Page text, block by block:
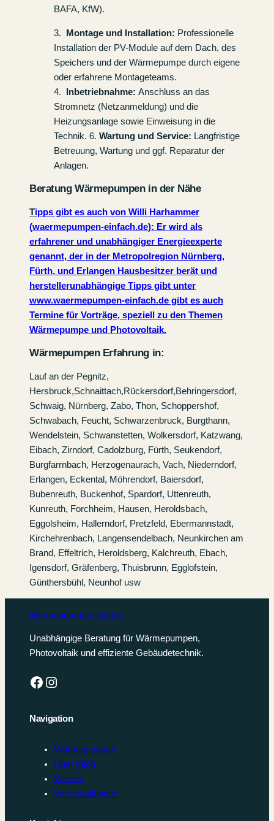
BAFA, KfW).
3. Montage und Installation: Professionelle
Installation der PV-Module auf dem Dach, des
Speichers und der Wärmepumpe durch eigene
oder erfahrene Montageteams.
4. Inbetriebnahme: Anschluss an das
Stromnetz (Netzanmeldung) und die
Heizungsanlage sowie Einweisung in die
Technik. 6. Wartung und Service: Langfristige
Betreuung, Wartung und ggf. Reparatur der
Anlagen.
Beratung Wärmepumpen in der Nähe
Tipps gibt es auch von Willi Harhammer
(waermepumpen-einfach.de): Er wird als
erfahrener und unabhängiger Energieexperte
genannt, der in der Metropolregion Nürnberg,
Fürth, und Erlangen Hausbesitzer berät und
herstellerunabhängige Tipps gibt unter
www.waermepumpen-einfach.de gibt es auch
Termine für Vorträge, speziell zu den Themen
Wärmepumpe und Photovoltaik.
Wärmepumpen Erfahrung in:
Lauf an der Pegnitz,
Hersbruck,Schnaittach,Rückersdorf,Behringersdorf,
Schwaig, Nürnberg, Zabo, Thon, Schoppershof,
Schwabach, Feucht, Schwarzenbruck, Burgthann,
Wendelstein, Schwanstetten, Wolkersdorf, Katzwang,
Eibach, Zirndorf, Cadolzburg, Fürth, Seukendorf,
Burgfarrnbach, Herzogenaurach, Vach, Niederndorf,
Erlangen, Eckental, Möhrendorf, Baiersdorf,
Bubenreuth, Buckenhof, Spardorf, Uttenreuth,
Kunreuth, Forchheim, Hausen, Heroldsbach,
Eggolsheim, Hallerndorf, Pretzfeld, Ebermannstadt,
Kirchehrenbach, Langensendelbach, Neunkirchen am
Brand, Effeltrich, Heroldsberg, Kalchreuth, Ebach,
Igensdorf, Gräfenberg, Thuisbrunn, Egglofstein,
Günthersbühl, Neunhof usw
Wärmepumpen-einfach
Unabhängige Beratung für Wärmepumpen,
Photovoltaik und effiziente Gebäudetechnik.
Facebook
Instagram
Navigation
Wärmepumpen
Über mich
Wissen
Veranstaltungen